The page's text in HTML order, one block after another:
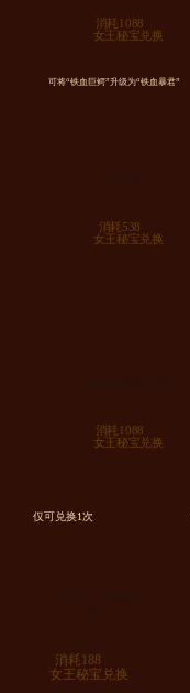
消耗1088
女王秘宝兑换
可将“铁血巨鳄”升级为“铁血暴君”
消耗538
女王秘宝兑换
消耗1088
女王秘宝兑换
仅可兑换1次
消耗188
女王秘宝兑换